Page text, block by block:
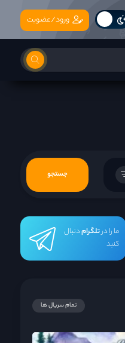
ورود/عضویت
جستجو
ما را درتلگرامدنبال
کنید
تمام سریال ها